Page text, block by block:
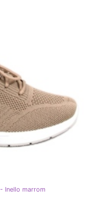
Inello marrom